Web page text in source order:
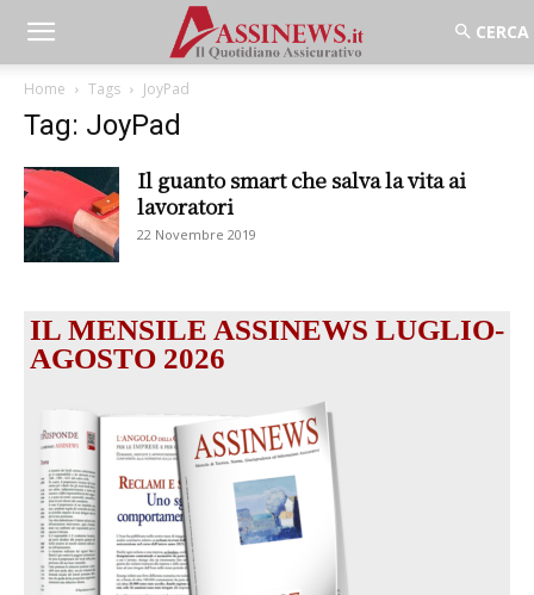
Home Tags JoyPad
Tag: JoyPad
Il guanto smart che salva la vita ai
lavoratori
22 Novembre 2019
IL MENSILE ASSINEWS LUGLIO-
AGOSTO 2026